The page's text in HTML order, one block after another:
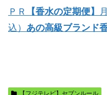
ＰＲ 【香水の定期便】
込） あの高級ブランド
【フジテレビ】セブンルール